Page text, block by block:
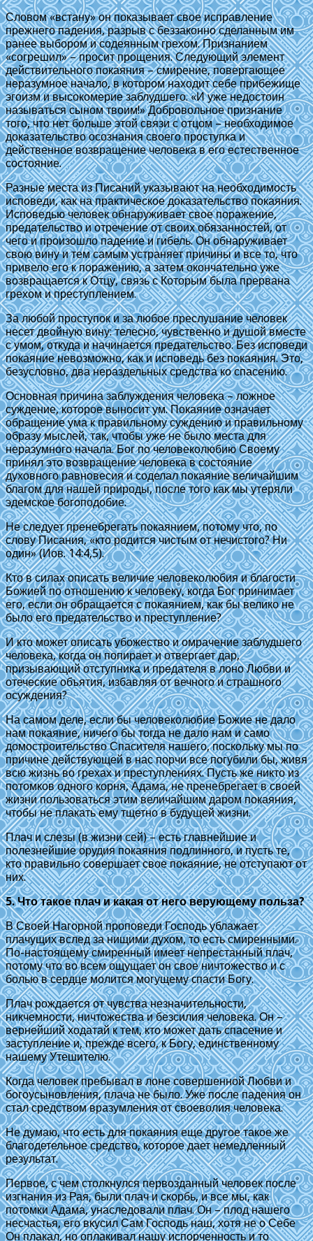
Словом «встану» он показывает свое исправление
прежнего падения, разрыв с беззаконно сделанным им
ранее выбором и содеянным грехом. Признанием
«согрешил» – просит прощения. Следующий элемент
действительного покаяния – смирение, повергающее
неразумное начало, в котором находит себе прибежище
эгоизм и высокомерие заблудшего. «И уже недостоин
называться сыном твоим!» Добровольное признание
того, что нет больше этой связи с отцом – необходимое
доказательство осознания своего проступка и
действенное возвращение человека в его естественное
состояние.
Разные места из Писаний указывают на необходимость
исповеди, как на практическое доказательство покаяния.
Исповедью человек обнаруживает свое поражение,
предательство и отречение от своих обязанностей, от
чего и произошло падение и гибель. Он обнаруживает
свою вину и тем самым устраняет причины и все то, что
привело его к поражению, а затем окончательно уже
возвращается к Отцу, связь с Которым была прервана
грехом и преступлением.
За любой проступок и за любое преслушание человек
несет двойную вину: телесно, чувственно и душой вместе
с умом, откуда и начинается предательство. Без исповеди
покаяние невозможно, как и исповедь без покаяния. Это,
безусловно, два нераздельных средства ко спасению.
Основная причина заблуждения человека – ложное
суждение, которое выносит ум. Покаяние означает
обращение ума к правильному суждению и правильному
образу мыслей, так, чтобы уже не было места для
неразумного начала. Бог по человеколюбию Своему
принял это возвращение человека в состояние
духовного равновесия и соделал покаяние величайшим
благом для нашей природы, после того как мы утеряли
эдемское богоподобие.
Не следует пренебрегать покаянием, потому что, по
слову Писания, «кто родится чистым от нечистого? Ни
один» (Иов. 14:4,5).
Кто в силах описать величие человеколюбия и благости
Божией по отношению к человеку, когда Бог принимает
его, если он обращается с покаянием, как бы велико не
было его предательство и преступление?
И кто может описать убожество и омрачение заблудшего
человека, когда он попирает и отвергает дар,
призывающий отступника и предателя в лоно Любви и
отеческие объятия, избавляя от вечного и страшного
осуждения?
На самом деле, если бы человеколюбие Божие не дало
нам покаяние, ничего бы тогда не дало нам и само
домостроительство Спасителя нашего, поскольку мы по
причине действующей в нас порчи все погубили бы, живя
всю жизнь во грехах и преступлениях. Пусть же никто из
потомков одного корня, Адама, не пренебрегает в своей
жизни пользоваться этим величайшим даром покаяния,
чтобы не плакать ему тщетно в будущей жизни.
Плач и слезы (в жизни сей) – есть главнейшие и
полезнейшие орудия покаяния подлинного, и пусть те,
кто правильно совершает свое покаяние, не отступают от
них.
5. Что такое плач и какая от него верующему польза?
В Своей Нагорной проповеди Господь ублажает
плачущих вслед за нищими духом, то есть смиренными.
По-настоящему смиренный имеет непрестанный плач,
потому что во всем ощущает он свое ничтожество и с
болью в сердце молится могущему cпаcти Богу.
Плач рождается от чувства незначительности,
никчемности, ничтожества и безсилия человека. Он –
вернейший ходатай к тем, кто может дать спасение и
заступление и, прежде всего, к Богу, единственному
нашему Утешителю.
Когда человек пребывал в лоне совершенной Любви и
богоусыновления, плача не было. Уже после падения он
стал средством вразумления от своеволия человека.
Не думаю, что есть для покаяния еще другое такое же
благодетельное средство, которое дает немедленный
результат.
Первое, с чем столкнулся первозданный человек после
изгнания из Рая, были плач и скорбь, и все мы, как
потомки Адама, унаследовали плач. Он – плод нашего
несчастья, его вкусил Сам Господь наш, хотя не о Себе
Он плакал, но оплакивал нашу испорченность и то